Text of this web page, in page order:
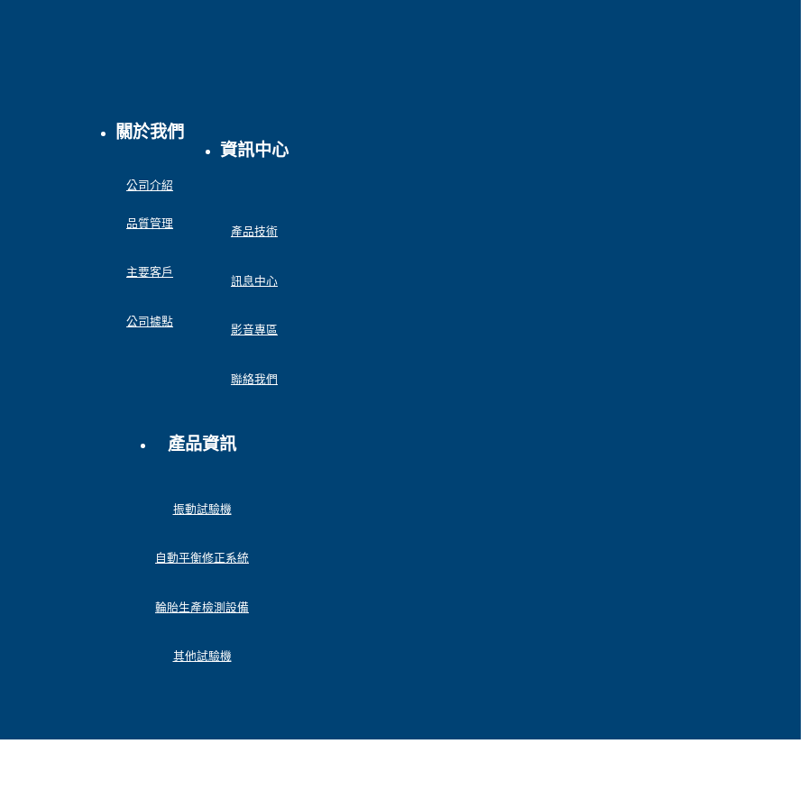
關於我們
公司介紹
品質管理
主要客戶
公司據點
資訊中心
產品技術
訊息中心
影音專區
聯絡我們
產品資訊
振動試驗機
自動平衡修正系統
輪胎生產檢測設備
其他試驗機